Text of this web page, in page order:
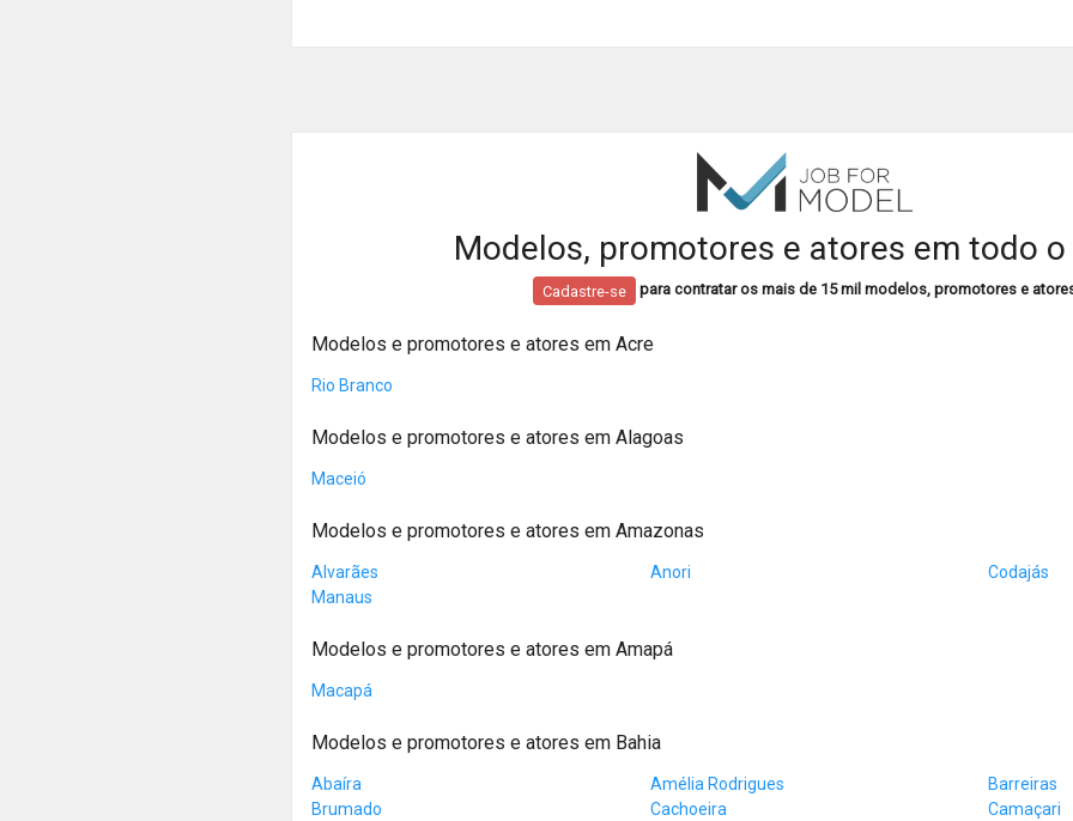
Modelos, promotores e atores em todo o
Cadastre-se para contratar os mais de 15 mil modelos, promotores e
Modelos e promotores e atores em Acre
Rio Branco
Modelos e promotores e atores em Alagoas
Maceió
Modelos e promotores e atores em Amazonas
Alvarães Anori
Codajás
Manaus
Modelos e promotores e atores em Amapá
Macapá
Modelos e promotores e atores em Bahia
Abaíra Amélia Rodrigues
Barreiras
Brumado
Cachoeira
Camaçari